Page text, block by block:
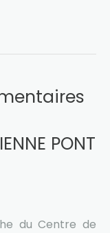
PONT
du Centre de